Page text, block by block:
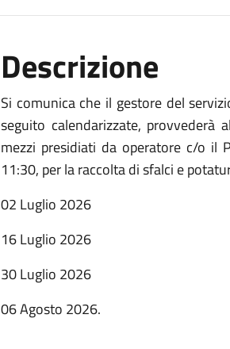
Descrizione
Si comunica che il gestore del
seguito calendarizzate,
mezzi presidiati da operatore c/o il
11:30, per la raccolta di sfalci e
02 Luglio 2026
16 Luglio 2026
30 Luglio 2026
06 Agosto 2026.